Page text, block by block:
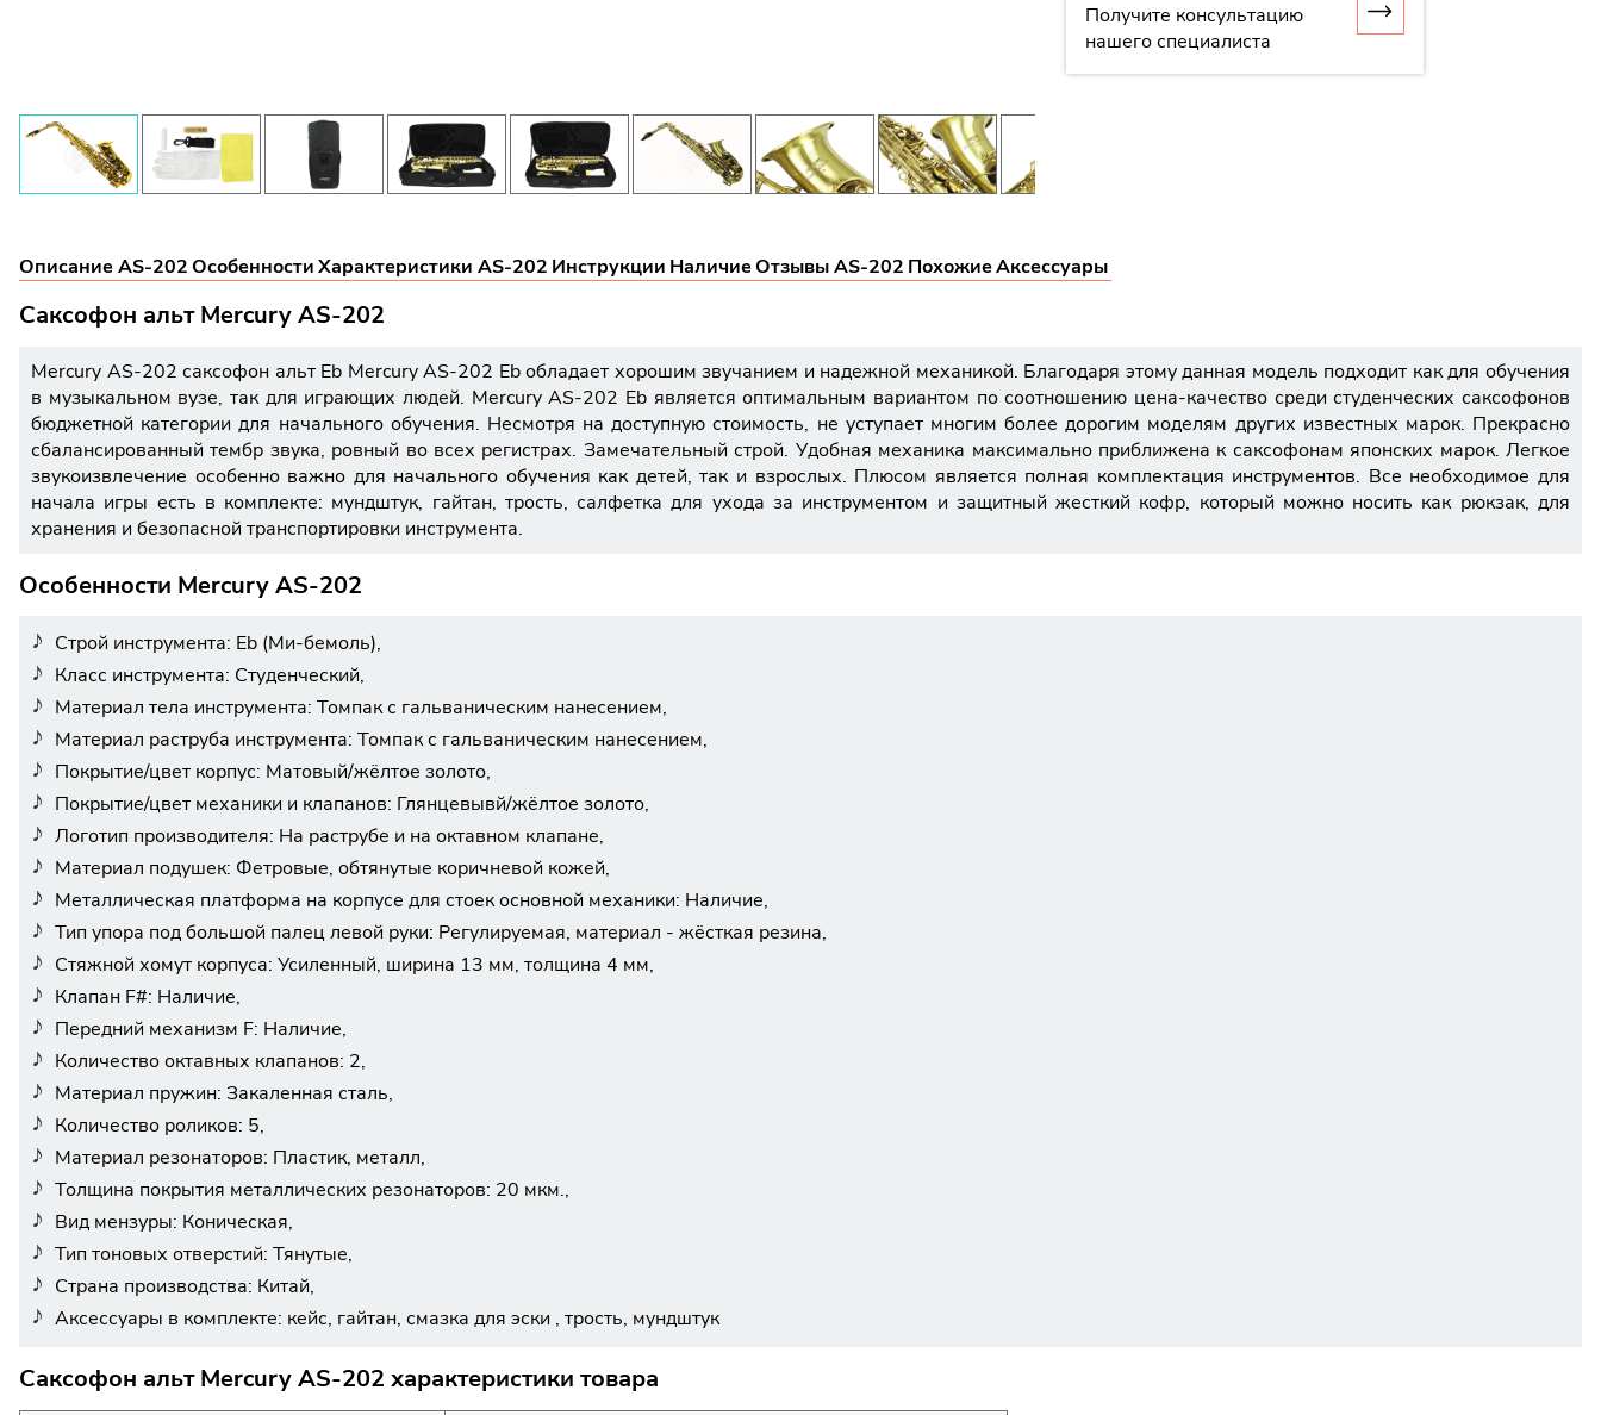
Получите консультацию
нашего специалиста
Описание AS-202ОсобенностиХарактеристики AS-202 Инструкции НаличиеОтзывы AS-202 ПохожиеАксессуары
Саксофон альт Mercury AS-202
Mercury AS-202 саксофон альт Eb Mercury AS-202 Eb обладает хорошим звучанием и надежной механикой. Благодаря этому данная модель подходит как для обучения
в музыкальном вузе, так для играющих людей. Mercury AS-202 Eb является оптимальным вариантом по соотношению цена-качество среди студенческих саксофонов
бюджетной категории для начального обучения. Несмотря на доступную стоимость, не уступает многим более дорогим моделям других известных марок. Прекрасно
сбалансированный тембр звука, ровный во всех регистрах. Замечательный строй. Удобная механика максимально приближена к саксофонам японских марок. Легкое
звукоизвлечение особенно важно для начального обучения как детей, так и взрослых. Плюсом является полная комплектация инструментов. Все необходимое для
начала игры есть в комплекте: мундштук, гайтан, трость, салфетка для ухода за инструментом и защитный жесткий кофр, который можно носить как рюкзак, для
хранения и безопасной транспортировки инструмента.
Особенности Mercury AS-202
Строй инструмента: Eb (Ми-бемоль),
Класс инструмента: Студенческий,
Материал тела инструмента: Томпак с гальваническим нанесением,
Материал раструба инструмента: Томпак с гальваническим нанесением,
Покрытие/цвет корпус: Матовый/жёлтое золото,
Покрытие/цвет механики и клапанов: Глянцевывй/жёлтое золото,
Логотип производителя: На раструбе и на октавном клапане,
Материал подушек: Фетровые, обтянутые коричневой кожей,
Металлическая платформа на корпусе для стоек основной механики: Наличие,
Тип упора под большой палец левой руки: Регулируемая, материал - жёсткая резина,
Стяжной хомут корпуса: Усиленный, ширина 13 мм, толщина 4 мм,
Клапан F#: Наличие,
Передний механизм F: Наличие,
Количество октавных клапанов: 2,
Материал пружин: Закаленная сталь,
Количество роликов: 5,
Материал резонаторов: Пластик, металл,
Толщина покрытия металлических резонаторов: 20 мкм.,
Вид мензуры: Коническая,
Тип тоновых отверстий: Тянутые,
Страна производства: Китай,
Аксессуары в комплекте: кейс, гайтан, смазка для эски , трость, мундштук
Саксофон альт Mercury AS-202 характеристики товара